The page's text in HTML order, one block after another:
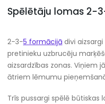
Spēlētāju lomas 2-
2-3-5 formācijā divi
pretinieku uzbrucēju
aizsardzības zonas. Viņiem
ātriem lēmumu
Trīs pussargi spēlē būtiskas